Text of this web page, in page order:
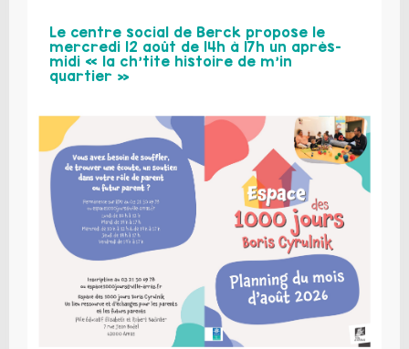
Le centre social de Berck propose le
mercredi 12 août de 14h à 17h un après-
midi « la ch’tite histoire de m’in
quartier »